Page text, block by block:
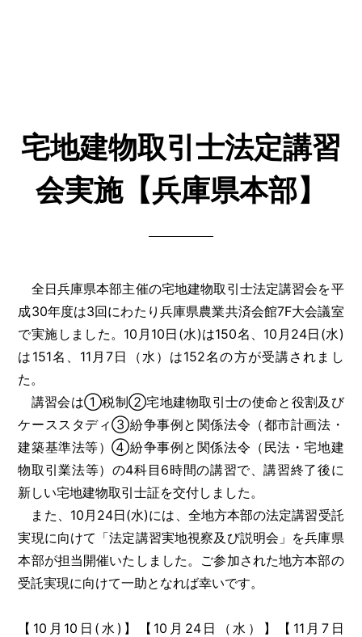
宅地建物取引士法定講習
会実施【兵庫県本部】
全日兵庫県本部主催の宅地建物取引士法定講習会を平
成30年度は3回にわたり兵庫県農業共済会館7F大会議室
で実施しました。10月10日(水)は150名、10月24日(水)
は151名、11月7日（水）は152名の方が受講されまし
た。
講習会は①税制②宅地建物取引士の使命と役割及び
ケーススタディ③紛争事例と関係法令（都市計画法・
建築基準法等）④紛争事例と関係法令（民法・宅地建
物取引業法等）の4科目6時間の講習で、講習終了後に
新しい宅地建物取引士証を交付しました。
また、10月24日(水)には、全地方本部の法定講習受託
実現に向けて「法定講習実地視察及び説明会」を兵庫県
本部が担当開催いたしました。ご参加された地方本部の
受託実現に向けて一助となれば幸いです。
【10月10日(水)】【10月24日（水）】【11月7日